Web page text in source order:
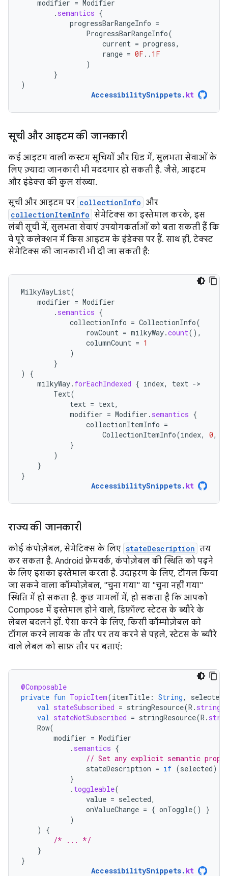
modifier = Modifier
. semantics {
progressBarRangeInfo =
ProgressBarRangeInfo(
current = progress,
range = 0F .. 1F
)
}
)
AccessibilitySnippets. kt
सूची और आइटम की जानकारी
कई आइटम वाली कस्टम सूचियों और ग्रिड में, सुलभता सेवाओं के
लिए ज़्यादा जानकारी भी मददगार हो सकती है. जैसे, आइटम
और इंडेक्स की कुल संख्या.
सूची और आइटम पर collectionInfo और
collectionItemInfo सेमेटिक्स का इस्तेमाल करके, इस
लंबी सूची में, सुलभता सेवाएं उपयोगकर्ताओं को बता सकती हैं कि
वे पूरे कलेक्शन में किस आइटम के इंडेक्स पर हैं. साथ ही, टेक्स्ट
सेमेटिक्स की जानकारी भी दी जा सकती है:
MilkyWayList(
modifier = Modifier
. semantics {
collectionInfo = CollectionInfo(
rowCount = milkyWay.count(),
columnCount = 1
)
}
)
{
milkyWay. forEachIndexed { index, text -
Text(
text = text,
modifier = Modifier . semantics {
collectionItemInfo =
CollectionItemInfo(index, 0,
}
)
}
}
AccessibilitySnippets. kt
राज्य की जानकारी
कोई कंपोज़ेबल, सेमेटिक्स के लिए stateDescription तय
कर सकता है. Android फ़्रेमवर्क, कंपोज़ेबल की स्थिति को पढ़ने
के लिए इसका इस्तेमाल करता है. उदाहरण के लिए, टॉगल किया
जा सकने वाला कॉम्पोज़ेबल, "चुना गया" या "चुना नहीं गया"
स्थिति में हो सकता है. कुछ मामलों में, हो सकता है कि आपको
Compose में इस्तेमाल होने वाले, डिफ़ॉल्ट स्टेटस के ब्यौरे के
लेबल बदलने हों. ऐसा करने के लिए, किसी कॉम्पोज़ेबल को
टॉगल करने लायक के तौर पर तय करने से पहले, स्टेटस के ब्यौरे
वाले लेबल को साफ़ तौर पर बताएं:
@Composable
private fun TopicItem(itemTitle : String, selected
val stateSubscribed = stringResource(R . string
val stateNotSubscribed = stringResource(R .
Row(
modifier = Modifier
. semantics {
// Set any explicit semantic
stateDescription = if (selected)
}
. toggleable(
value = selected,
onValueChange = { onToggle()
}
)
)
{
/* ... */
}
}
AccessibilitySnippets. kt